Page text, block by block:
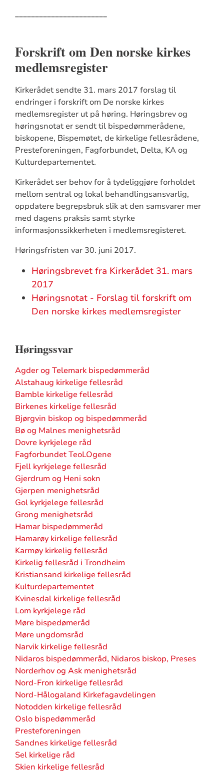
_______________________
Forskrift om Den norske kirkes
medlemsregister
Kirkerådet sendte 31. mars 2017 forslag til
endringer i forskrift om De norske kirkes
medlemsregister ut på høring. Høringsbrev og
høringsnotat er sendt til bispedømmerådene,
biskopene, Bispemøtet, de kirkelige fellesrådene,
Presteforeningen, Fagforbundet, Delta, KA og
Kulturdepartementet.
Kirkerådet ser behov for å tydeliggjøre forholdet
mellom sentral og lokal behandlingsansvarlig,
oppdatere begrepsbruk slik at den samsvarer mer
med dagens praksis samt styrke
informasjonssikkerheten i medlemsregisteret.
Høringsfristen var 30. juni 2017.
Høringsbrevet fra Kirkerådet 31. mars
2017
Høringsnotat - Forslag til forskrift om
Den norske kirkes medlemsregister
Høringssvar
Agder og Telemark bispedømmeråd
Alstahaug kirkelige fellesråd
Bamble kirkelige fellesråd
Birkenes kirkelige fellesråd
Bjørgvin biskop og bispedømmeråd
Bø og Malnes menighetsråd
Dovre kyrkjelege råd
Fagforbundet TeoLOgene
Fjell kyrkjelege fellesråd
Gjerdrum og Heni sokn
Gjerpen menighetsråd
Gol kyrkjelege fellesråd
Grong menighetsråd
Hamar bispedømmeråd
Hamarøy kirkelige fellesråd
Karmøy kirkelig fellesråd
Kirkelig fellesråd i Trondheim
Kristiansand kirkelige fellesråd
Kulturdepartementet
Kvinesdal kirkelige fellesråd
Lom kyrkjelege råd
Møre bispedømeråd
Møre ungdomsråd
Narvik kirkelige fellesråd
Nidaros bispedømmeråd, Nidaros biskop, Preses
Norderhov og Ask menighetsråd
Nord-Fron kirkelige fellesråd
Nord-Hålogaland Kirkefagavdelingen
Notodden kirkelige fellesråd
Oslo bispedømmeråd
Presteforeningen
Sandnes kirkelige fellesråd
Sel kirkelige råd
Skien kirkelige fellesråd